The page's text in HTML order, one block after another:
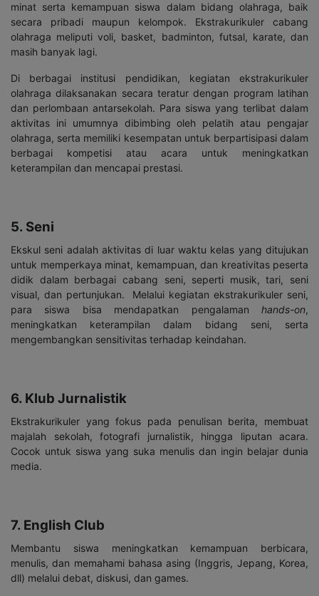
minat serta kemampuan siswa dalam bidang olahraga, baik
secara pribadi maupun kelompok. Ekstrakurikuler cabang
olahraga meliputi voli, basket, badminton, futsal, karate, dan
masih banyak lagi.
Di berbagai institusi pendidikan, kegiatan ekstrakurikuler
olahraga dilaksanakan secara teratur dengan program latihan
dan perlombaan antarsekolah. Para siswa yang terlibat dalam
aktivitas ini umumnya dibimbing oleh pelatih atau pengajar
olahraga, serta memiliki kesempatan untuk berpartisipasi dalam
berbagai kompetisi atau acara untuk meningkatkan
keterampilan dan mencapai prestasi.
5. Seni
Ekskul seni adalah aktivitas di luar waktu kelas yang ditujukan
untuk memperkaya minat, kemampuan, dan kreativitas peserta
didik dalam berbagai cabang seni, seperti musik, tari, seni
visual, dan pertunjukan. Melalui kegiatan ekstrakurikuler seni,
para siswa bisa mendapatkan pengalaman hands-on,
meningkatkan keterampilan dalam bidang seni, serta
mengembangkan sensitivitas terhadap keindahan.
6. Klub Jurnalistik
Ekstrakurikuler yang fokus pada penulisan berita, membuat
majalah sekolah, fotografi jurnalistik, hingga liputan acara.
Cocok untuk siswa yang suka menulis dan ingin belajar dunia
media.
7. English Club
Membantu siswa meningkatkan kemampuan berbicara,
menulis, dan memahami bahasa asing (Inggris, Jepang, Korea,
dll) melalui debat, diskusi, dan games.